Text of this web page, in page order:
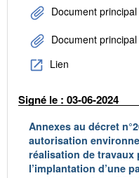
Document principal
Document principal
Lien
Signé le : 03-06-2024
Annexes au décret
autorisation
réalisation de travaux
l’implantation d’une